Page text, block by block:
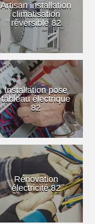
Artisan installation
climatisation
réversible 82
Installation pose
tableau électrique
82
Rénovation
électricité 82